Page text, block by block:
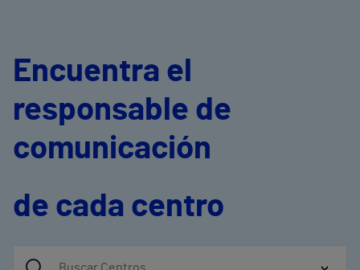
Encuentra el
responsable de
comunicación
de cada centro